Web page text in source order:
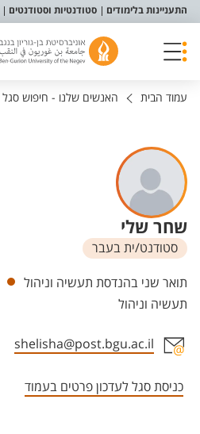
תפריט נגישות
התעניינות בלימודים סטודנטיות וסטודנטים
עמוד הבית האנשים שלנו - חיפוש סגל
שחר שלי
סטודנט/ית בעבר
יחידות
תואר שני בהנדסת תעשיה וניהול
תעשיה וניהול
shelisha@post.bgu.ac.il
כניסת סגל לעדכון פרטים בעמוד